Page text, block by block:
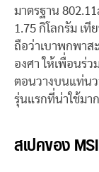
มาตรฐาน
1.75 กิโลกรัม เ
ถือว่าเบาพกพาส
องศา ให้เพื่อนร่
ตอนวางบนแท่นว
รุ่นแรกที่น่าใช้มาก
สเปคของ